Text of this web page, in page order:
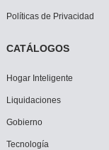
Políticas de Privacidad
CATÁLOGOS
Hogar Inteligente
Liquidaciones
Gobierno
Tecnología